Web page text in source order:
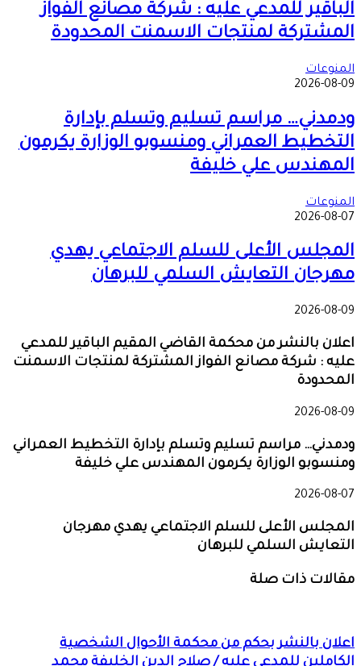
الباقير للمدعي عليه : شركة مصانع الفواز
المشتركة لمنتجات الاسمنت المحدودة
المنوعات
2026-08-09
ودمدني… مراسم تسليم وتسلم بإدارة
التخطيط العمراني ومنسوبو الوزارة يكرمون
المهندس علي خليفة
المنوعات
2026-08-07
المجلس الأعلى للسلم الاجتماعي يهدي
مهرجان التعايش السلمي للبرهان
2026-08-09
اعلان بالنشر من محكمة القاضي المقيم الباقير للمدعي
عليه : شركة مصانع الفواز المشتركة لمنتجات الاسمنت
المحدودة
2026-08-09
ودمدني… مراسم تسليم وتسلم بإدارة التخطيط العمراني
ومنسوبو الوزارة يكرمون المهندس علي خليفة
2026-08-07
المجلس الأعلى للسلم الاجتماعي يهدي مهرجان
التعايش السلمي للبرهان
مقالات ذات صلة
اعلان بالنشر بحكم من محكمة الأحوال الشخصية